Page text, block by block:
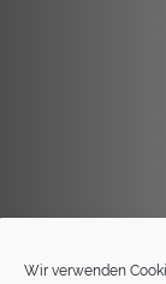
Wir verwenden